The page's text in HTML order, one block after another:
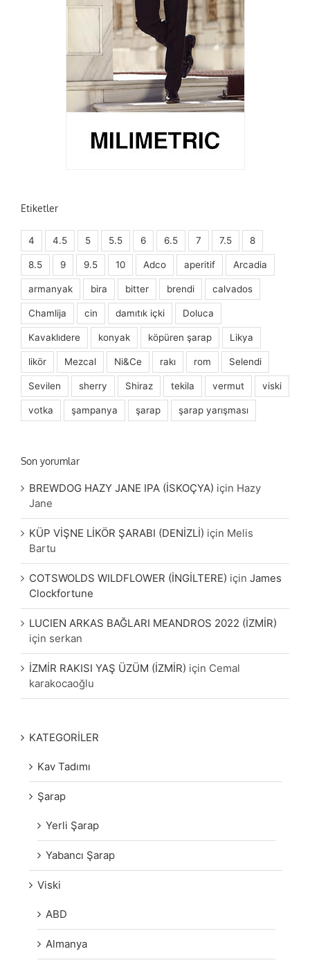
Etiketler
4 4.5 5 5.5 6 6.5 7 7.5 8
8.5 9 9.5 10 Adco aperitif Arcadia
armanyak bira bitter brendi calvados
Chamlija cin damıtık içki Doluca
Kavaklıdere konyak köpüren şarap Likya
likör Mezcal Ni&Ce rakı rom Selendi
Sevilen sherry Shiraz tekila vermut viski
votka şampanya şarap şarap yarışması
Son yorumlar
BREWDOG HAZY JANE IPA (İSKOÇYA) için Hazy
Jane
KÜP VİŞNE LİKÖR ŞARABI (DENİZLİ) için Melis
Bartu
COTSWOLDS WILDFLOWER (İNGİLTERE) için James
Clockfortune
LUCIEN ARKAS BAĞLARI MEANDROS 2022 (İZMİR)
için serkan
İZMİR RAKISI YAŞ ÜZÜM (İZMİR) için Cemal
karakocaoğlu
KATEGORİLER
Kav Tadımı
Şarap
Yerli Şarap
Yabancı Şarap
Viski
ABD
Almanya